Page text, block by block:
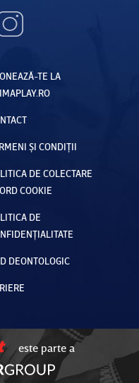
TE LA
ȘI CONDIȚII
DE COLECTARE
COOKIE
DE
DEONTOLOGIC
este parte a